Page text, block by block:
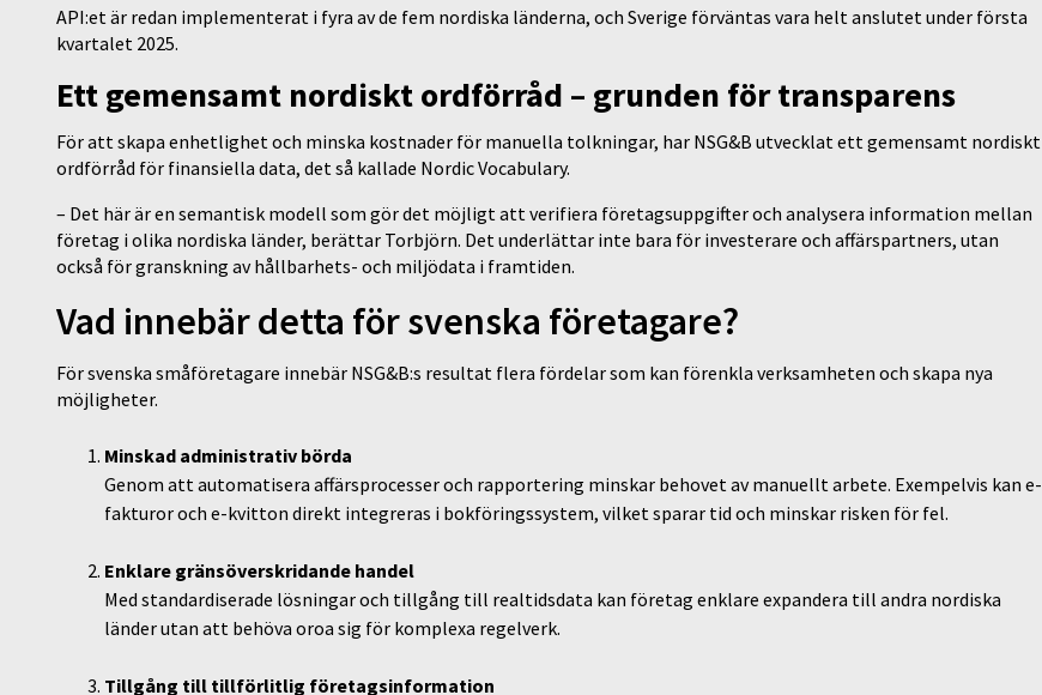
API:et är redan implementerat i fyra av de fem nordiska länderna, och Sverige förväntas vara helt anslutet under första
kvartalet 2025.
Ett gemensamt nordiskt ordförråd – grunden för transparens
För att skapa enhetlighet och minska kostnader för manuella tolkningar, har NSG&B utvecklat ett gemensamt nordiskt
ordförråd för finansiella data, det så kallade Nordic Vocabulary.
– Det här är en semantisk modell som gör det möjligt att verifiera företagsuppgifter och analysera information mellan
företag i olika nordiska länder, berättar Torbjörn. Det underlättar inte bara för investerare och affärspartners, utan
också för granskning av hållbarhets- och miljödata i framtiden.
Vad innebär detta för svenska företagare?
För svenska småföretagare innebär NSG&B:s resultat flera fördelar som kan förenkla verksamheten och skapa nya
möjligheter.
Minskad administrativ börda
Genom att automatisera affärsprocesser och rapportering minskar behovet av manuellt arbete. Exempelvis kan e-
fakturor och e-kvitton direkt integreras i bokföringssystem, vilket sparar tid och minskar risken för fel.
Enklare gränsöverskridande handel
Med standardiserade lösningar och tillgång till realtidsdata kan företag enklare expandera till andra nordiska
länder utan att behöva oroa sig för komplexa regelverk.
Tillgång till tillförlitlig företagsinformation